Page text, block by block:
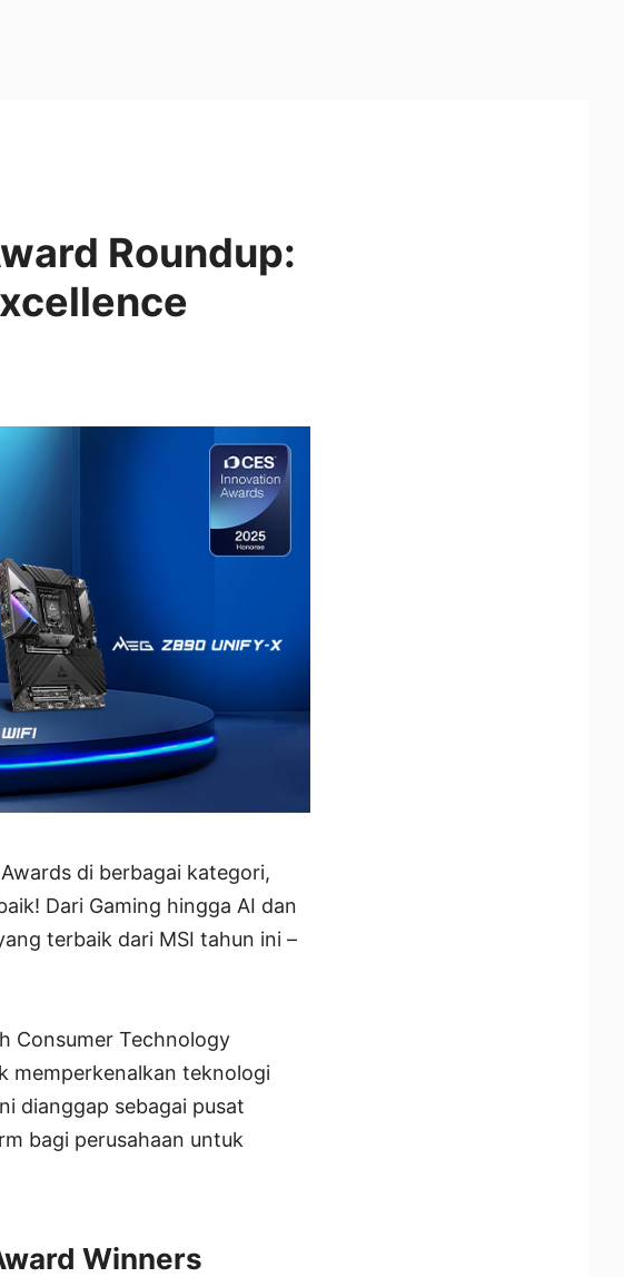
Roundup:
di berbagai kategori,
Dari Gaming hingga AI dan
terbaik dari MSI tahun ini –
Consumer Technology
memperkenalkan teknologi
dianggap sebagai pusat
bagi perusahaan untuk
Winners